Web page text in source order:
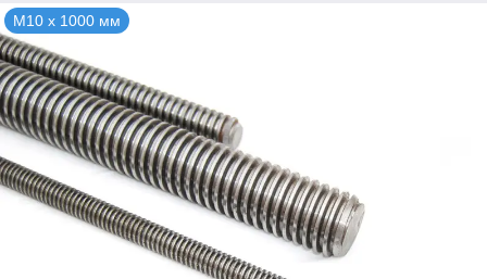
М10 х 1000 мм